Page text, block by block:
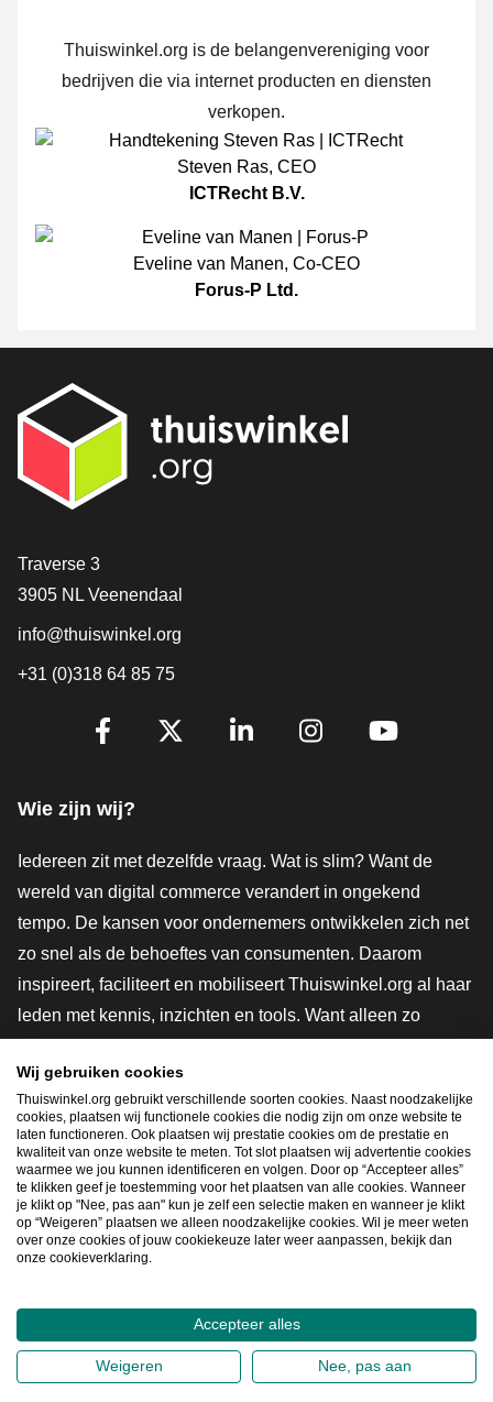
Thuiswinkel.org is de belangenvereniging voor
bedrijven die via internet producten en diensten
verkopen.
Steven Ras, CEO
ICTRecht B.V.
Eveline van Manen, Co-CEO
Forus-P Ltd.
Contact
Traverse 3
3905 NL Veenendaal
info@thuiswinkel.org
+31 (0)318 64 85 75
Volg je ons al?
Wie zijn wij?
Iedereen zit met dezelfde vraag. Wat is slim? Want de
wereld van digital commerce verandert in ongekend
tempo. De kansen voor ondernemers ontwikkelen zich net
zo snel als de behoeftes van consumenten. Daarom
inspireert, faciliteert en mobiliseert Thuiswinkel.org al haar
leden met kennis, inzichten en tools. Want alleen zo
innovatievere toekomst. Dus groei ook mee en maak
shoppen slimmer.
Lid worden
Snel navigeren
2026©Thuiswinkel.org
Privacybeleid Cookieverklaring Sitemap
Wij gebruiken cookies
Thuiswinkel.org gebruikt verschillende soorten cookies. Naast noodzakelijke
cookies, plaatsen wij functionele cookies die nodig zijn om onze website te
laten functioneren. Ook plaatsen wij prestatie cookies om de prestatie en
kwaliteit van onze website te meten. Tot slot plaatsen wij advertentie cookies
waarmee we jou kunnen identificeren en volgen. Door op “Accepteer alles”
te klikken geef je toestemming voor het plaatsen van alle cookies. Wanneer
je klikt op "Nee, pas aan" kun je zelf een selectie maken en wanneer je klikt
op “Weigeren” plaatsen we alleen noodzakelijke cookies. Wil je meer weten
over onze cookies of jouw cookiekeuze later weer aanpassen, bekijk dan
onze cookieverklaring.
Accepteer alles
Weigeren Nee, pas aan